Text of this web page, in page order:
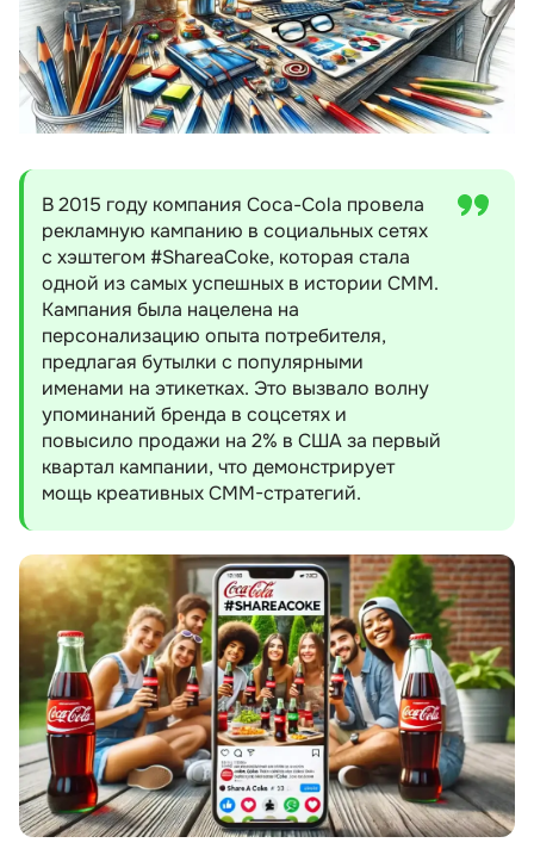
Несколько советов для соискателей на
должность делопроизводителя
Список рекомендуемых книг для
начинающих СММ экспертов
В 2015 году компания Coca-Cola провела
рекламную кампанию в социальных сетях
с хэштегом #ShareaCoke, которая стала
одной из самых успешных в истории СММ.
Кампания была нацелена на
персонализацию опыта потребителя,
предлагая бутылки с популярными
именами на этикетках. Это вызвало волну
упоминаний бренда в соцсетях и
повысило продажи на 2% в США за первый
квартал кампании, что демонстрирует
мощь креативных СММ-стратегий.